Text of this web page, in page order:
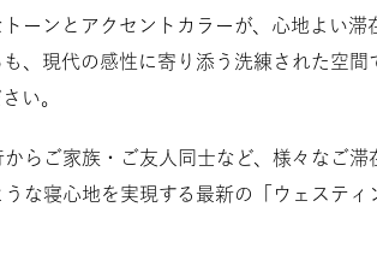
ーンとアクセントカラーが、心地よい滞
、現代の感性に寄り添う洗練された空間
い。
からご家族・ご友人同士など、様々なご滞
うな寝心地を実現する最新の「ウェスティ